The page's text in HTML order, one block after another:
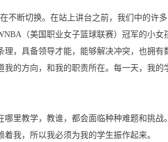
不断切换。在站上讲台之前，我们中的许
（美国职业女子篮球联赛）冠军的小女
，具备领导才能，能够解决冲突，也拥有
的方向，和我的职责所在。每一天，我的
里教学，教谁，都会面临种种难题和挑战
我，所以我必须为我的学生振作起来。